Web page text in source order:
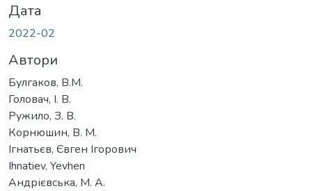
Дата
2022-02
Автори
Булгаков, В.М.
Головач, І. В.
Ружило, З. В.
Корнюшин, В. М.
Ігнатьєв, Євген Ігорович
Ihnatiev, Yevhen
Андрієвська, М. А.